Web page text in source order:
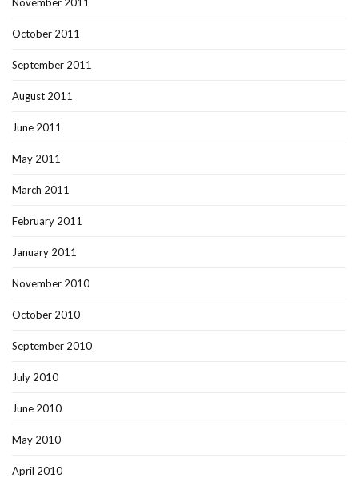
October 2011
September 2011
August 2011
June 2011
May 2011
March 2011
February 2011
January 2011
November 2010
October 2010
September 2010
July 2010
June 2010
May 2010
April 2010